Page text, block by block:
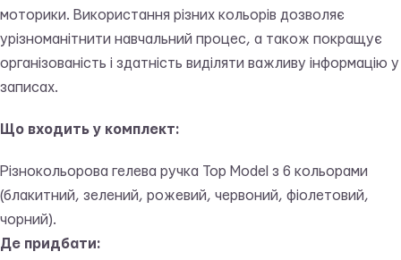
моторики. Використання різних кольорів дозволяє
урізноманітнити навчальний процес, а також покращує
організованість і здатність виділяти важливу інформацію у
записах.
Що входить у комплект:
Різнокольорова гелева ручка Top Model з 6 кольорами
(блакитний, зелений, рожевий, червоний, фіолетовий,
чорний).
Де придбати: